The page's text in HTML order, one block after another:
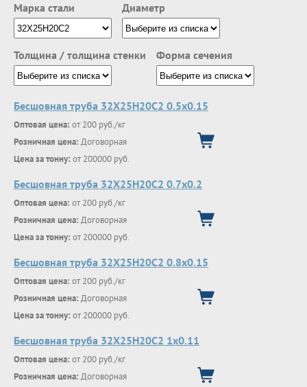
Марка стали Диаметр
Толщина / толщина стенки Форма сечения
Бесшовная труба 32Х25Н20С2 0.5х0.15
Оптовая цена: от 200 руб./кг
Розничная цена: Договорная
Цена за тонну: от 200000 руб.
Бесшовная труба 32Х25Н20С2 0.7х0.2
Оптовая цена: от 200 руб./кг
Розничная цена: Договорная
Цена за тонну: от 200000 руб.
Бесшовная труба 32Х25Н20С2 0.8х0.15
Оптовая цена: от 200 руб./кг
Розничная цена: Договорная
Цена за тонну: от 200000 руб.
Бесшовная труба 32Х25Н20С2 1х0.11
Оптовая цена: от 200 руб./кг
Розничная цена: Договорная